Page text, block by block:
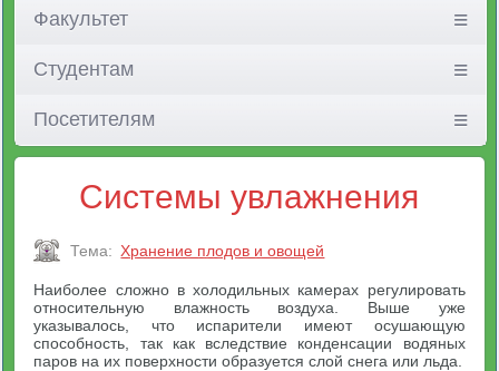
Факультет
Студентам
Посетителям
Системы увлажнения
Тема: Хранение плодов и овощей
Наиболее сложно в холодильных камерах регулировать
относительную влажность воздуха. Выше уже
указывалось, что испарители имеют осушающую
способность, так как вследствие конденсации водяных
паров на их поверхности образуется слой снега или льда.